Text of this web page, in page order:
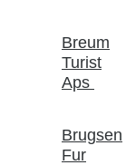
Breum
Turist
Aps
Brugsen
Fur